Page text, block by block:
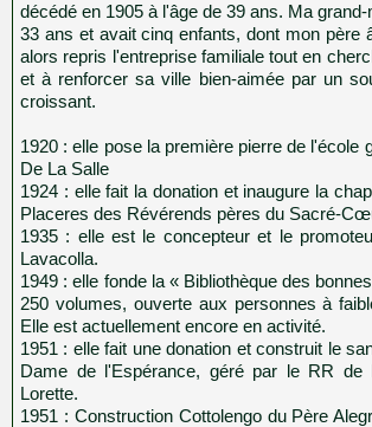
décédé en 1905 à l'âge de 39 ans. Ma
33 ans et avait cinq enfants, dont mon père
alors repris l'entreprise familiale tout en
et à renforcer sa ville bien-aimée par un
croissant.
1920 : elle pose la première pierre de l'école
De La Salle
1924 : elle fait la donation et inaugure la
Placeres des Révérends pères du Sacré-
1935 : elle est le concepteur et le
Lavacolla.
1949 : elle fonde la « Bibliothèque des
250 volumes, ouverte aux personnes à
Elle est actuellement encore en activité.
1951 : elle fait une donation et construit le
Dame de l'Espérance, géré par le RR de
Lorette.
1951 : Construction Cottolengo du Père